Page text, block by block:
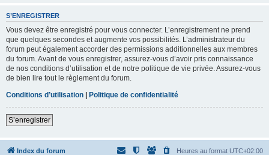
S’ENREGISTRER
Vous devez être enregistré pour vous connecter. L’enregistrement ne prend
que quelques secondes et augmente vos possibilités. L’administrateur du
forum peut également accorder des permissions additionnelles aux membres
du forum. Avant de vous enregistrer, assurez-vous d’avoir pris connaissance
de nos conditions d’utilisation et de notre politique de vie privée. Assurez-vous
de bien lire tout le règlement du forum.
Conditions d’utilisation | Politique de confidentialité
S’enregistrer
Index du forum Heures au format UTC+02:00